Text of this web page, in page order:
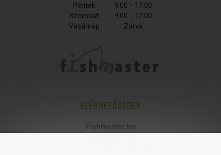
Péntek
9:00 - 17:00
Szombat
9:00 - 12:00
Vasárnap
Zárva
ELÉRHETŐSÉGEK
Fishmaster.hu